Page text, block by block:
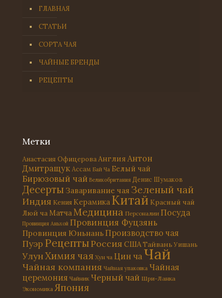
ГЛАВНАЯ
СТАТЬИ
СОРТА ЧАЯ
ЧАЙНЫЕ БРЕНДЫ
РЕЦЕПТЫ
Метки
Анастасия ОфицероваАнглия Антон
Дмитращук Ассам Бай Ча Белый чай
Бирюзовый чай Великобритания Денис Шумаков
Десерты Заваривание чая Зеленый чай
Индия Кения Керамика Китай Красный чай
Люй ча МатчаМедицина Персоналии Посуда
Провинция Аньхой Провинция Фуцзянь
Провинция Юньнань Производство чая
Пуэр РецептыРоссия СШАТайвань Уишань
УлунХимия чая Хун ча Цин чаЧай
Чайная компания Чайная упаковка Чайная
церемония Чайник Черный чай Шри-Ланка
Экономика Япония